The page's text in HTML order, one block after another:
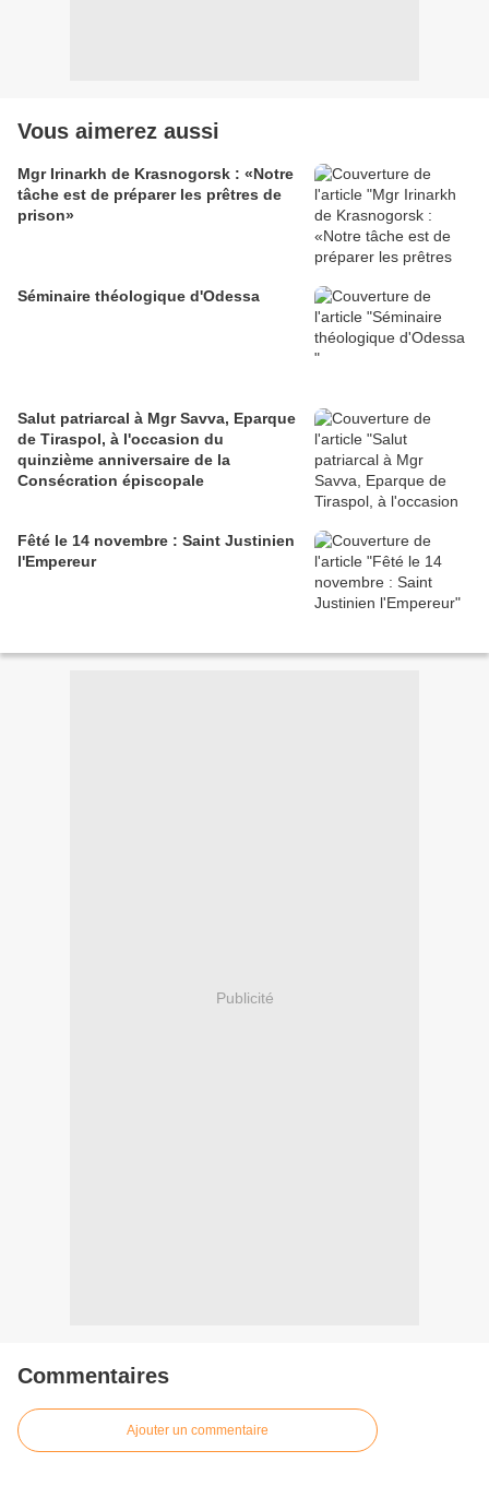
Vous aimerez aussi
Mgr Irinarkh de Krasnogorsk : «Notre
tâche est de préparer les prêtres de
prison»
Séminaire théologique d'Odessa
Salut patriarcal à Mgr Savva, Eparque
de Tiraspol, à l'occasion du
quinzième anniversaire de la
Consécration épiscopale
Fêté le 14 novembre : Saint Justinien
l'Empereur
Publicité
Commentaires
Ajouter un commentaire